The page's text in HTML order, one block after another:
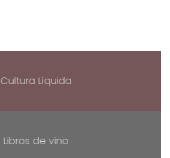
Cultura Líquida
Libros de vino